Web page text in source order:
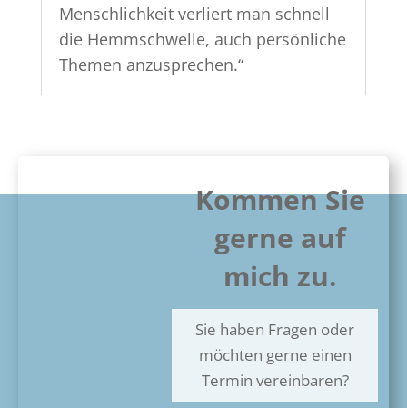
Menschlichkeit verliert man schnell
die Hemmschwelle, auch persönliche
Themen anzusprechen.“
Kommen Sie
gerne auf
mich zu.
Sie haben Fragen oder
möchten gerne einen
Termin vereinbaren?